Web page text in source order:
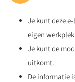
Je kunt deze
eigen
Je kunt de
uitkomt.
De informatie